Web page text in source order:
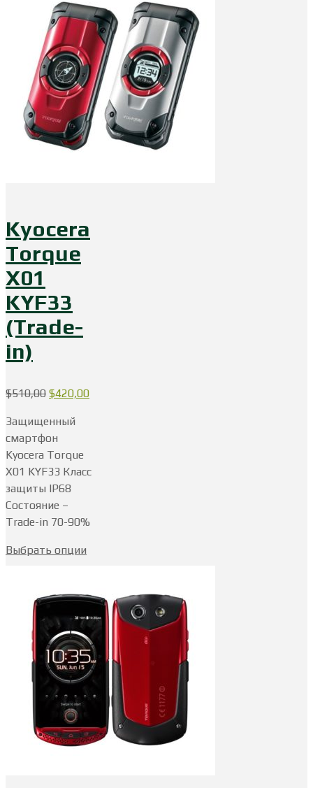
Kyocera
Torque
X01
KYF33
(Trade-
in)
$510,00 Первоначальная
составляла
$510,00.
$420,00Текущая
Защищенный
смартфон
Kyocera Torque
X01 KYF33 Класс
защиты IP68
Состояние –
Trade-in 70-90%
Выбрать опции